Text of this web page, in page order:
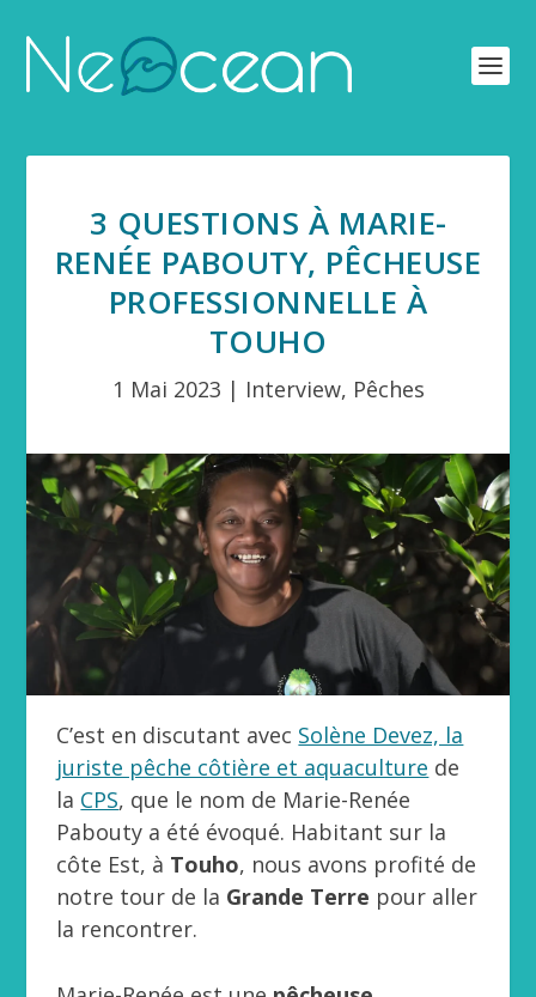
3 QUESTIONS À MARIE-
RENÉE PABOUTY, PÊCHEUSE
PROFESSIONNELLE À
TOUHO
1 Mai 2023 | Interview, Pêches
C’est en discutant avec Solène Devez, la
juriste pêche côtière et aquaculture de
la CPS, que le nom de Marie-Renée
Pabouty a été évoqué. Habitant sur la
côte Est, à Touho, nous avons profité de
notre tour de la Grande Terre pour aller
la rencontrer.